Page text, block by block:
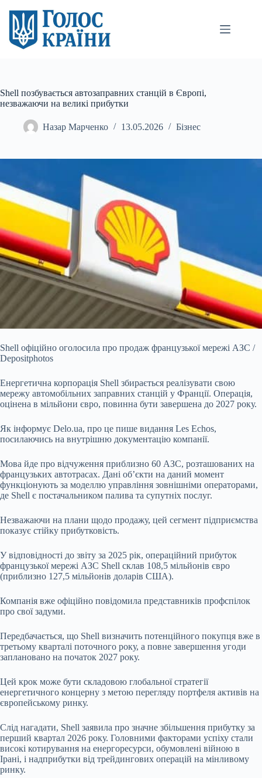
вмісту
Shell позбувається автозаправних станцій в Європі,
незважаючи на великі прибутки
Назар Марченко 13.05.2026 Бізнес
Shell офіційно оголосила про продаж французької мережі АЗС /
Depositphotos
Енергетична корпорація Shell збирається реалізувати свою
мережу автомобільних заправних станцій у Франції. Операція,
оцінена в мільйони євро, повинна бути завершена до 2027 року.
Як інформує Delo.ua, про це пише видання Les Echos,
посилаючись на внутрішню документацію компанії.
Мова йде про відчуження приблизно 60 АЗС, розташованих на
французьких автотрасах. Дані об’єкти на даний момент
функціонують за моделлю управління зовнішніми операторами,
де Shell є постачальником палива та супутніх послуг.
Незважаючи на плани щодо продажу, цей сегмент підприємства
показує стійку прибутковість.
У відповідності до звіту за 2025 рік, операційний прибуток
французької мережі АЗС Shell склав 108,5 мільйонів євро
(приблизно 127,5 мільйонів доларів США).
Компанія вже офіційно повідомила представників профспілок
про свої задуми.
Передбачається, що Shell визначить потенційного покупця вже в
третьому кварталі поточного року, а повне завершення угоди
заплановано на початок 2027 року.
Цей крок може бути складовою глобальної стратегії
енергетичного концерну з метою перегляду портфеля активів на
європейському ринку.
Слід нагадати, Shell заявила про значне збільшення прибутку за
перший квартал 2026 року. Головними факторами успіху стали
високі котирування на енергоресурси, обумовлені війною в
Ірані, і надприбутки від трейдингових операцій на мінливому
ринку.